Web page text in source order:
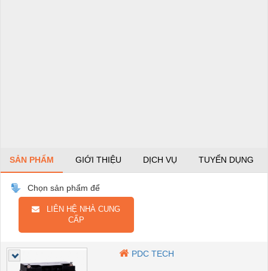
SẢN PHẨM GIỚI THIỆU DỊCH VỤ TUYỂN DỤNG
Chọn sản phẩm để
LIÊN HỆ NHÀ CUNG
CẤP
PDC TECH